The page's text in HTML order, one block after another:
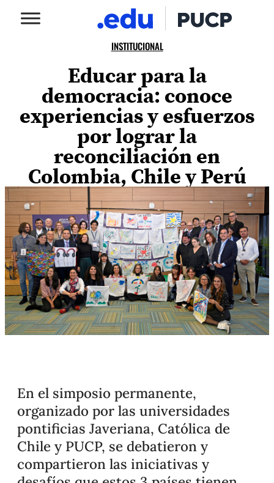
INSTITUCIONAL
Educar para la
democracia: conoce
experiencias y esfuerzos
por lograr la
reconciliación en
Colombia, Chile y Perú
En el simposio permanente,
organizado por las universidades
pontificias Javeriana, Católica de
Chile y PUCP, se debatieron y
compartieron las iniciativas y